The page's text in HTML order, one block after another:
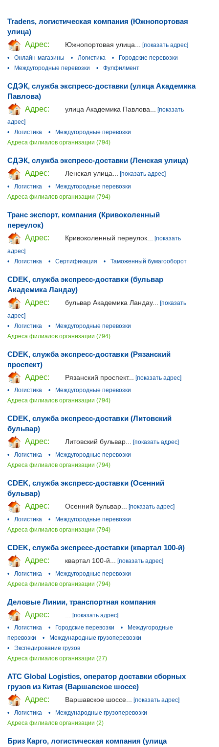
Tradens, логистическая компания (Южнопортовая
улица)
Адрес:
Южнопортовая улица...
[показать адрес]
•
Онлайн-магазины • Логистика •
Городские перевозки
•
Междугородные перевозки • Фулфилмент
СДЭК, служба экспресс-доставки (улица Академика
Павлова)
Адрес:
улица Академика Павлова...
[показать
адрес]
•
Логистика •
Междугородные перевозки
Адреса филиалов организации (794)
СДЭК, служба экспресс-доставки (Ленская улица)
Адрес:
Ленская улица... [показать адрес]
•
Логистика •
Междугородные перевозки
Адреса филиалов организации (794)
Транс экспорт, компания (Кривоколенный
переулок)
Адрес:
Кривоколенный переулок...
[показать
адрес]
•
Логистика • Сертификация • Таможенный бумагооборот
CDEK, служба экспресс-доставки (бульвар
Академика Ландау)
Адрес:
бульвар Академика Ландау...
[показать
адрес]
•
Логистика •
Междугородные перевозки
Адреса филиалов организации (794)
CDEK, служба экспресс-доставки (Рязанский
проспект)
Адрес:
Рязанский проспект...
[показать адрес]
•
Логистика •
Междугородные перевозки
Адреса филиалов организации (794)
CDEK, служба экспресс-доставки (Литовский
бульвар)
Адрес:
Литовский бульвар... [показать адрес]
•
Логистика •
Междугородные перевозки
Адреса филиалов организации (794)
CDEK, служба экспресс-доставки (Осенний
бульвар)
Адрес:
Осенний бульвар...
[показать адрес]
•
Логистика •
Междугородные перевозки
Адреса филиалов организации (794)
CDEK, служба экспресс-доставки (квартал 100-й)
Адрес:
квартал 100-й...
[показать адрес]
•
Логистика •
Междугородные перевозки
Адреса филиалов организации (794)
Деловые Линии, транспортная компания
Адрес:
[показать адрес]
•
Логистика • Городские перевозки •
Междугородные
перевозки
•
Международные грузоперевозки
•
Экспедирование грузов
Адреса филиалов организации (27)
ATC Global Logistics, оператор доставки сборных
грузов из Китая (Варшавское шоссе)
Адрес:
Варшавское шоссе... [показать адрес]
•
Логистика •
Международные грузоперевозки
Адреса филиалов организации (2)
Бриз Карго, логистическая компания (улица